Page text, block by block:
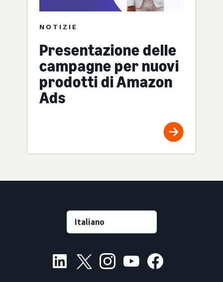
NOTIZIE
Presentazione delle
campagne per nuovi
prodotti di Amazon
Ads